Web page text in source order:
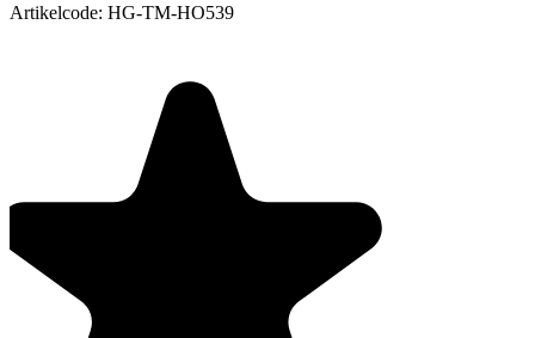
Artikelcode: HG-TM-HO539